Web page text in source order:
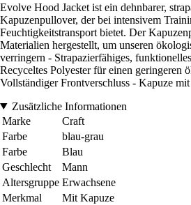
Evolve Hood Jacket ist ein dehnbarer,
Kapuzenpullover, der bei intensivem
Feuchtigkeitstransport bietet. Der
Materialien hergestellt, um unseren
verringern - Strapazierfähiges,
Recyceltes Polyester für einen geringeren
Vollständiger Frontverschluss - Kapuze
Zusätzliche Informationen
Marke
Craft
Farbe
blau-grau
Farbe
Blau
Geschlecht
Mann
Altersgruppe Erwachsene
Merkmal
Mit Kapuze